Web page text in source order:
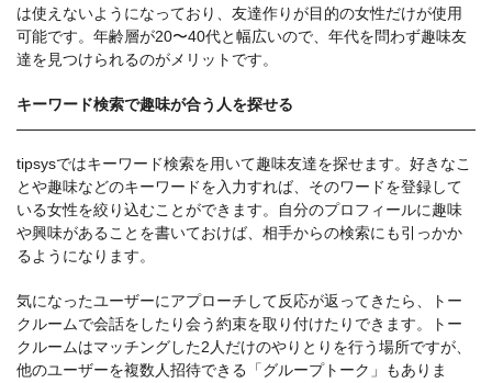
は使えないようになっており、友達作りが目的の女性だけが使用
可能です。年齢層が20〜40代と幅広いので、年代を問わず趣味友
達を見つけられるのがメリットです。
キーワード検索で趣味が合う人を探せる
tipsysではキーワード検索を用いて趣味友達を探せます。好きなこ
とや趣味などのキーワードを入力すれば、そのワードを登録して
いる女性を絞り込むことができます。自分のプロフィールに趣味
や興味があることを書いておけば、相手からの検索にも引っかか
るようになります。
気になったユーザーにアプローチして反応が返ってきたら、トー
クルームで会話をしたり会う約束を取り付けたりできます。トー
クルームはマッチングした2人だけのやりとりを行う場所ですが、
他のユーザーを複数人招待できる「グループトーク」もありま